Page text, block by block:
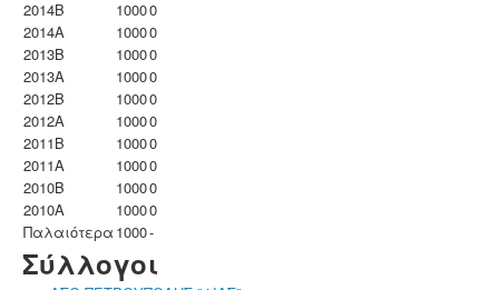
2014B
10000
2014A
10000
2013B
10000
2013A
10000
2012B
10000
2012A
10000
2011B
10000
2011A
10000
2010B
10000
2010A
10000
Παλαιότερα 1000-
Σύλλογοι